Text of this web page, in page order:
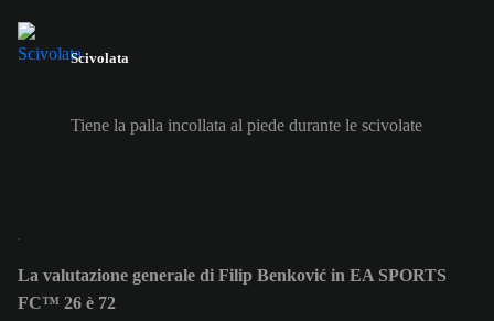
Scivolata
Tiene la palla incollata al piede durante le scivolate
La valutazione generale di Filip Benković in EA SPORTS
FC™ 26 è 72